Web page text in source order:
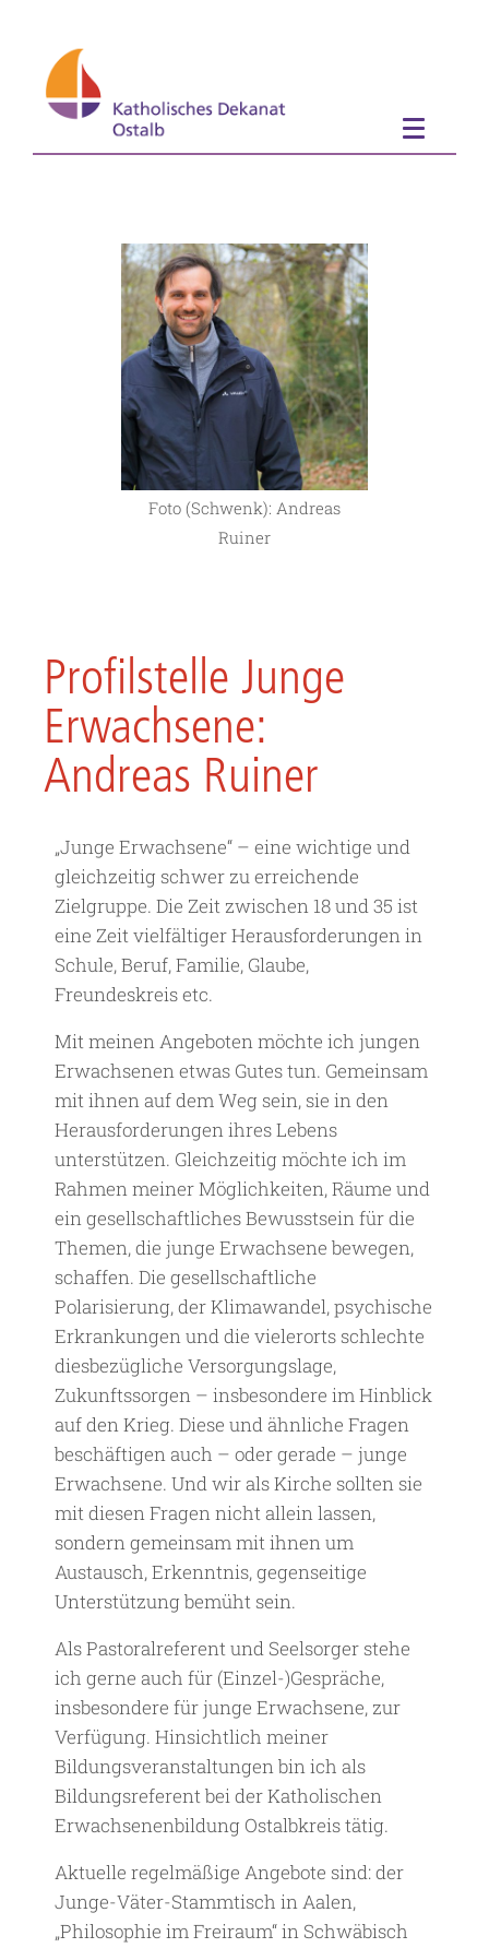
Foto (Schwenk): Andreas
Ruiner
Profilstelle Junge
Erwachsene:
Andreas Ruiner
„Junge Erwachsene“ – eine wichtige und
gleichzeitig schwer zu erreichende
Zielgruppe. Die Zeit zwischen 18 und 35 ist
eine Zeit vielfältiger Herausforderungen in
Schule, Beruf, Familie, Glaube,
Freundeskreis etc.
Mit meinen Angeboten möchte ich jungen
Erwachsenen etwas Gutes tun. Gemeinsam
mit ihnen auf dem Weg sein, sie in den
Herausforderungen ihres Lebens
unterstützen. Gleichzeitig möchte ich im
Rahmen meiner Möglichkeiten, Räume und
ein gesellschaftliches Bewusstsein für die
Themen, die junge Erwachsene bewegen,
schaffen. Die gesellschaftliche
Polarisierung, der Klimawandel, psychische
Erkrankungen und die vielerorts schlechte
diesbezügliche Versorgungslage,
Zukunftssorgen – insbesondere im Hinblick
auf den Krieg. Diese und ähnliche Fragen
beschäftigen auch – oder gerade – junge
Erwachsene. Und wir als Kirche sollten sie
mit diesen Fragen nicht allein lassen,
sondern gemeinsam mit ihnen um
Austausch, Erkenntnis, gegenseitige
Unterstützung bemüht sein.
Als Pastoralreferent und Seelsorger stehe
ich gerne auch für (Einzel-)Gespräche,
insbesondere für junge Erwachsene, zur
Verfügung. Hinsichtlich meiner
Bildungsveranstaltungen bin ich als
Bildungsreferent bei der Katholischen
Erwachsenenbildung Ostalbkreis tätig.
Aktuelle regelmäßige Angebote sind: der
Junge-Väter-Stammtisch in Aalen,
„Philosophie im Freiraum“ in Schwäbisch